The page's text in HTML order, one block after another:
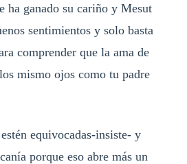
ha ganado su cariño y Mesut
sentimientos y solo basta
comprender que la ama de
mismo ojos como tu padre
equivocadas-insiste- y
porque eso abre más un